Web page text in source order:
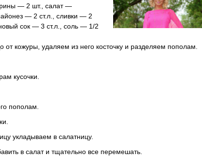
— 2 шт., салат —
— 2 ст.л., сливки — 2
сок — 3 ст.л., соль — 1/2
от кожуры, удаляем из него косточку и разделяем пополам.
кусочки.
пополам.
укладываем в салатницу.
в салат и тщательно все перемешать.